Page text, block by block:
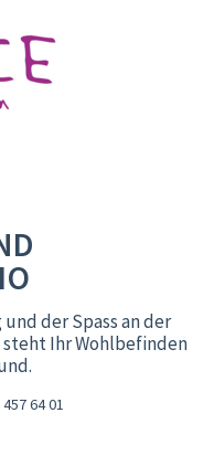
der Spass an der
steht Ihr Wohlbefinden
64 01